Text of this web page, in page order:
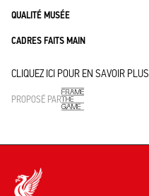
QUALITÉ MUSÉE
CADRES FAITS MAIN
CLIQUEZ ICI POUR EN SAVOIR PLUS
PROPOSÉ PAR